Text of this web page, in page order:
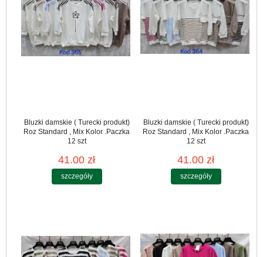
Bluzki damskie ( Turecki produkt)
Roz Standard , Mix Kolor .Paczka
12 szt
41.00 zł
szczegóły
Bluzki damskie ( Turecki produkt)
Roz Standard , Mix Kolor .Paczka
12 szt
41.00 zł
szczegóły